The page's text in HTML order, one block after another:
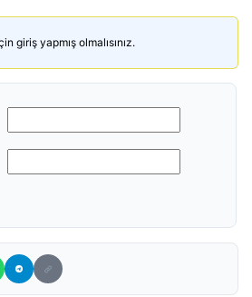
giriş yapmış olmalısınız.